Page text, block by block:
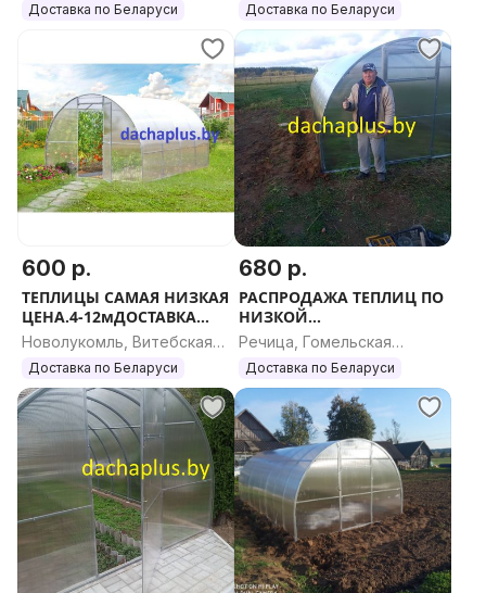
область
Доставка по Беларуси Доставка по Беларуси
600 р.
ТЕПЛИЦЫ САМАЯ НИЗКАЯ
ЦЕНА.4-12мДОСТАВКА
РАССРОЧКА
Новолукомль, Витебская
область
Доставка по Беларуси
680 р.
РАСПРОДАЖА ТЕПЛИЦ ПО
НИЗКОЙ
ЦЕНЕ.РАСРОЧКА.ДОСТАВК
Речица, Гомельская
область
Доставка по Беларуси